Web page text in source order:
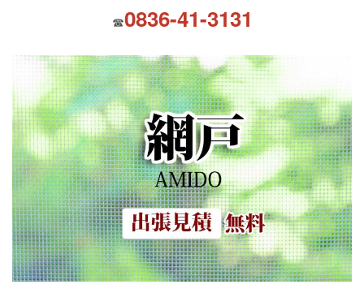
☎0836-41-3131